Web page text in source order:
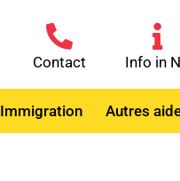
Contact Info in
Immigration Autres